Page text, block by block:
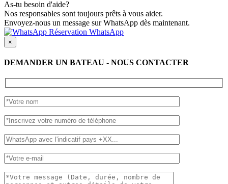
As-tu besoin d'aide?
Nos responsables sont toujours prêts à vous aider.
Envoyez-nous un message sur WhatsApp dès maintenant.
Réservation WhatsApp
×
DEMANDER UN BATEAU - NOUS CONTACTER